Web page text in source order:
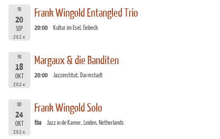
FR
20
SEP
2024
Frank Wingold Entangled Trio
20:00 Kultur im Esel, Einbeck
FR
18
OKT
2024
Margaux & die Banditen
20:00 Jazzinstitut, Darmstadt
DO
24
OKT
2024
Frank Wingold Solo
tba Jazz in de Kamer, Leiden, Netherlands